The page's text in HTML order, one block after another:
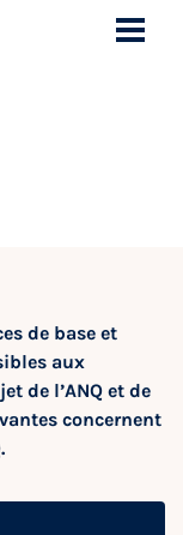
de base et
aux
de l’ANQ et de
concernent